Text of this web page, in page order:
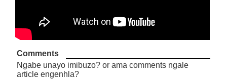
Comments
Ngabe unayo imibuzo? or ama comments ngale
article engenhla?